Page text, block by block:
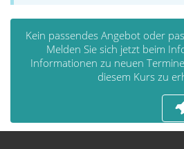
Kein passendes Angebot oder
Melden Sie sich jetzt beim
Informationen zu neuen
diesem Kurs zu